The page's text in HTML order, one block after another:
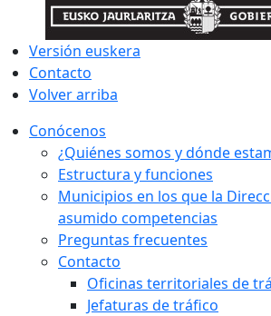
Versión euskera
Contacto
Volver arriba
Conócenos
¿Quiénes somos y dónde
Estructura y funciones
Municipios en los que la
asumido competencias
Preguntas frecuentes
Contacto
Oficinas territoriales de
Jefaturas de tráfico